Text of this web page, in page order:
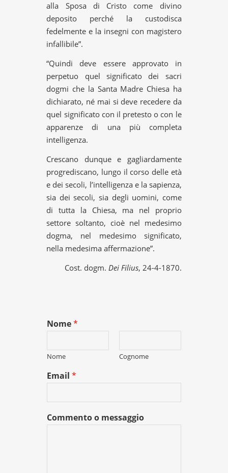
alla Sposa di Cristo come divino
deposito perché la custodisca
fedelmente e la insegni con magistero
infallibile”.
“Quindi deve essere approvato in
perpetuo quel significato dei sacri
dogmi che la Santa Madre Chiesa ha
dichiarato, né mai si deve recedere da
quel significato con il pretesto o con le
apparenze di una più completa
intelligenza.
Crescano dunque e gagliardamente
progrediscano, lungo il corso delle età
e dei secoli, l’intelligenza e la sapienza,
sia dei secoli, sia degli uomini, come
di tutta la Chiesa, ma nel proprio
settore soltanto, cioè nel medesimo
dogma, nel medesimo significato,
nella medesima affermazione”.
Cost. dogm. Dei Filius, 24-4-1870.
Nome*
Nome Cognome
Email*
Commento o messaggio